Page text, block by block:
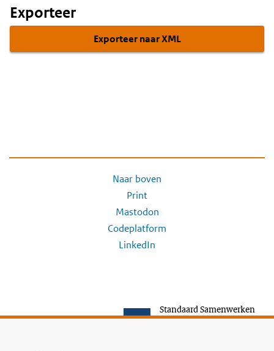
Exporteer
Exporteer naar XML
Naar boven
Print
Mastodon
Codeplatform
LinkedIn
Standaard Samenwerken